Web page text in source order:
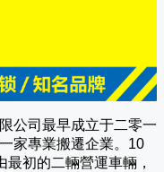
公司 最早成立于二零一
家專業搬遷企業。10
最初的二輛營運車輛，